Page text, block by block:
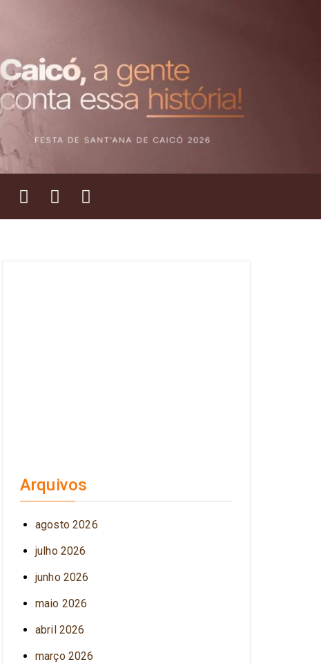
Arquivos
agosto 2026
julho 2026
junho 2026
maio 2026
abril 2026
março 2026